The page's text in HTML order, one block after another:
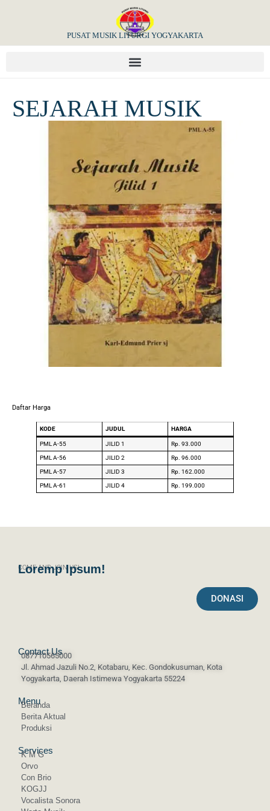
PUSAT MUSIK LITURGI YOGYAKARTA
SEJARAH MUSIK
Daftar Harga
KODE JUDUL HARGA
PML A-55 JILID 1 Rp. 93.000
PML A-56 JILID 2 Rp. 96.000
PML A-57 JILID 3 Rp. 162.000
PML A-61 JILID 4 Rp. 199.000
COME AND JOIN US!
Loremp Ipsum!
DONASI
Contact Us
087710565000
Jl. Ahmad Jazuli No.2, Kotabaru, Kec. Gondokusuman, Kota
Yogyakarta, Daerah Istimewa Yogyakarta 55224
Menu
Beranda
Berita Aktual
Produksi
Services
K M G
Orvo
Con Brio
KOGJJ
Vocalista Sonora